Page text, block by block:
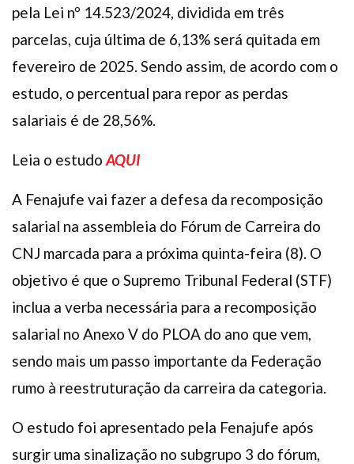
pela Lei nº 14.523/2024, dividida em três
parcelas, cuja última de 6,13% será quitada em
fevereiro de 2025. Sendo assim, de acordo com o
estudo, o percentual para repor as perdas
salariais é de 28,56%.
Leia o estudo AQUI
A Fenajufe vai fazer a defesa da recomposição
salarial na assembleia do Fórum de Carreira do
CNJ marcada para a próxima quinta-feira (8). O
objetivo é que o Supremo Tribunal Federal (STF)
inclua a verba necessária para a recomposição
salarial no Anexo V do PLOA do ano que vem,
sendo mais um passo importante da Federação
rumo à reestruturação da carreira da categoria.
O estudo foi apresentado pela Fenajufe após
surgir uma sinalização no subgrupo 3 do fórum,